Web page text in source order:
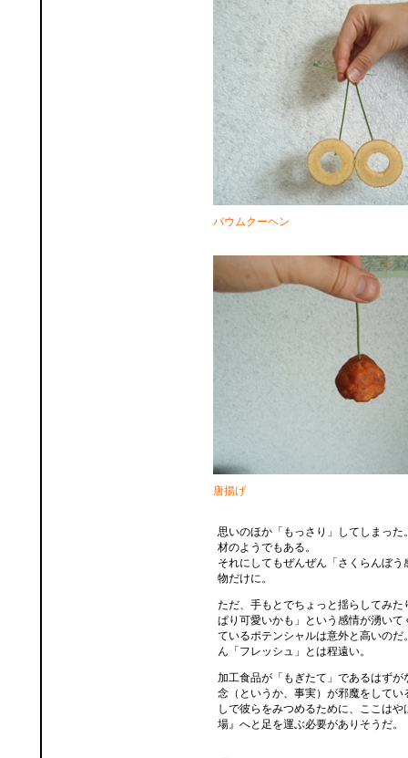
バウムクーヘン
唐揚げ
思いのほか「もっさり」してしまった
材のようでもある。
それにしてもぜんぜん「さくらんぼう
物だけに。
ただ、手もとでちょっと揺らしてみた
ぱり可愛いかも」という感情が湧いて
ているポテンシャルは意外と高いのだ
ん「フレッシュ」とは程遠い。
加工食品が「もぎたて」であるはずが
念（というか、事実）が邪魔をしてい
しで彼らをみつめるために、ここはや
場』へと足を運ぶ必要がありそうだ。